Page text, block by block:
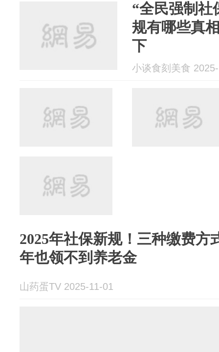
“全民强制社
规有哪些真
下
小谈食刻美食
2025年社保新规！三种缴费方
年也领不到养老金
山药蛋TV 2025-11-01